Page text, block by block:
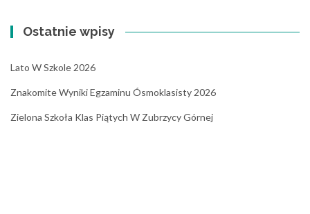
Ostatnie wpisy
Lato W Szkole 2026
Znakomite Wyniki Egzaminu Ósmoklasisty 2026
Zielona Szkoła Klas Piątych W Zubrzycy Górnej